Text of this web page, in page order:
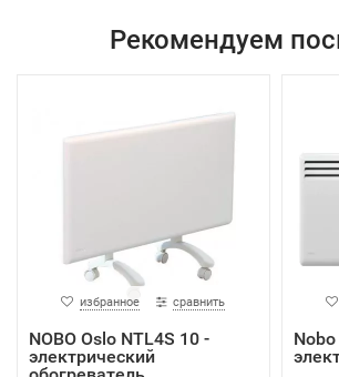
Рекомендуем
избранное сравнить
NOBO Oslo NTL4S 10 -
электрический